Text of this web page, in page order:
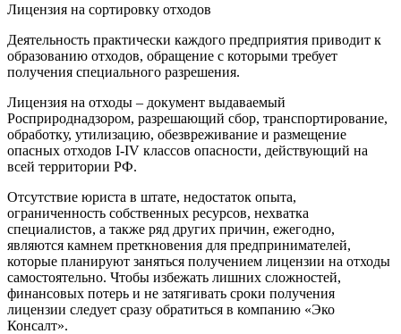
Лицензия на сортировку отходов
Деятельность практически каждого предприятия приводит к
образованию отходов, обращение с которыми требует
получения специального разрешения.
Лицензия на отходы – документ выдаваемый
Росприроднадзором, разрешающий сбор, транспортирование,
обработку, утилизацию, обезвреживание и размещение
опасных отходов I-IV классов опасности, действующий на
всей территории РФ.
Отсутствие юриста в штате, недостаток опыта,
ограниченность собственных ресурсов, нехватка
специалистов, а также ряд других причин, ежегодно,
являются камнем преткновения для предпринимателей,
которые планируют заняться получением лицензии на отходы
самостоятельно. Чтобы избежать лишних сложностей,
финансовых потерь и не затягивать сроки получения
лицензии следует сразу обратиться в компанию «Эко
Консалт».